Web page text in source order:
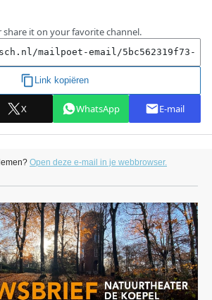
Open deze e-mail in je webbrowser.